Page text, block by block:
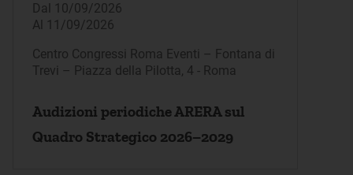
Dal 10/09/2026
Al 11/09/2026
Centro Congressi Roma Eventi – Fontana di
Trevi – Piazza della Pilotta, 4 - Roma
Audizioni periodiche ARERA sul
Quadro Strategico 2026–2029